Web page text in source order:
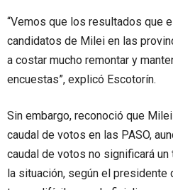
“Vemos que los resultados que
candidatos de Milei en las
a costar mucho remontar y
encuestas”, explicó Escotorín.
Sin embargo, reconoció que
caudal de votos en las PASO,
caudal de votos no significará
la situación, según el presidente